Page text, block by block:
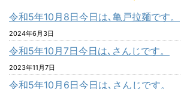
令和5年10月8日今日は､亀戸拉麺です。
2024年6月3日
令和5年10月7日今日は､さんじです。
2023年11月7日
令和5年10月6日今日は､さんじです。